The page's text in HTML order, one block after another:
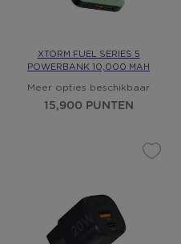
XTORM FUEL SERIES 5
POWERBANK 10,000 MAH
Meer opties beschikbaar
15,900 PUNTEN